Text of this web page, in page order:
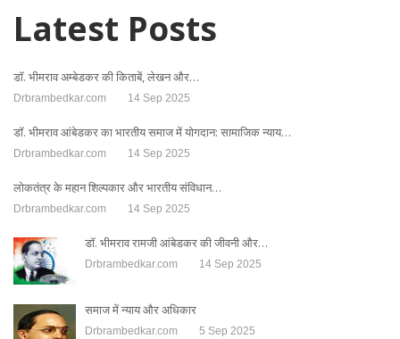
Latest Posts
डॉ. भीमराव अम्बेडकर की किताबें, लेखन और…
Drbrambedkar.com 14 Sep 2025
डॉ. भीमराव आंबेडकर का भारतीय समाज में योगदान: सामाजिक न्याय…
Drbrambedkar.com 14 Sep 2025
लोकतंत्र के महान शिल्पकार और भारतीय संविधान…
Drbrambedkar.com 14 Sep 2025
डॉ. भीमराव रामजी आंबेडकर की जीवनी और…
Drbrambedkar.com 14 Sep 2025
समाज में न्याय और अधिकार
Drbrambedkar.com 5 Sep 2025